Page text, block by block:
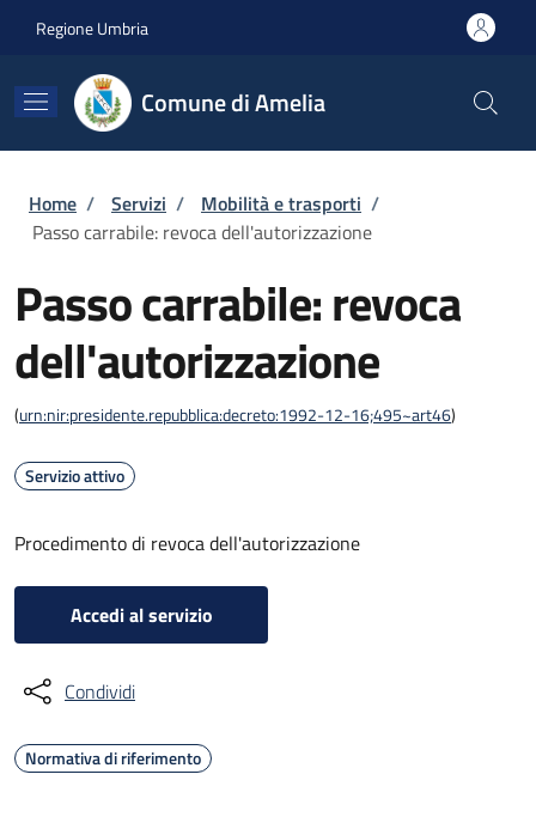
Regione Umbria
Comune di Amelia
Briciole di pane
Home / Servizi / Mobilità e trasporti /
Passo carrabile: revoca dell'autorizzazione
Passo carrabile: revoca
dell'autorizzazione
(urn:nir:presidente.repubblica:decreto:1992-12-16;495~art46)
Servizio attivo
Procedimento di revoca dell'autorizzazione
Accedi al servizio
Condividi
Normativa di riferimento